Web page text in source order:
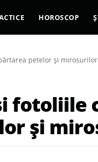
HOROSCOP
petelor și
fotoliile
și